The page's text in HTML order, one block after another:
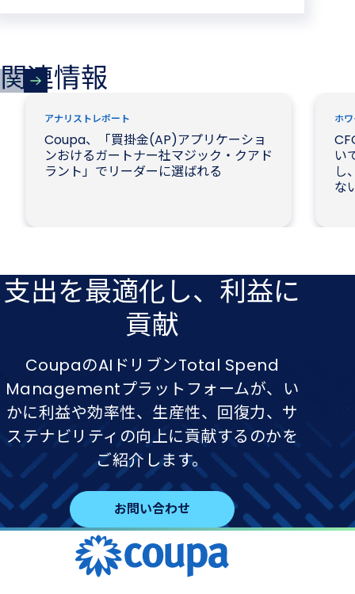
関連情報
アナリストレポート
Coupa、「買掛金(AP)アプリケーショ
ンおけるガートナー社マジック・クアド
ラント」でリーダーに選ばれる
ホ
い
し
な
支出を​最適化し、​利益に​
貢献
CoupaのAIドリブンTotal Spend
Managementプラットフォームが、い
かに利益や効率性、生産性、回復力、サ
ステナビリティの向上に貢献するのかを
ご紹介します。
お問い合わせ